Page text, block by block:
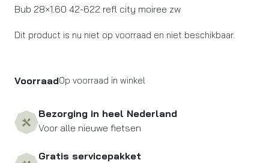
Bub 28×1.60 42-622 refl city moiree zw
Dit product is nu niet op voorraad en niet beschikbaar.
VoorraadOp voorraad in winkel
Bezorging in heel Nederland
Voor alle nieuwe fietsen
Gratis servicepakket